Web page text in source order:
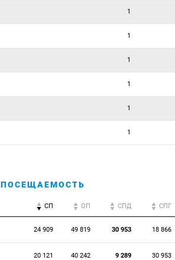
1
1
1
1
1
1
ПОСЕЩАЕМОСТЬ
СП ОП CПД CПГ
24 909 49 819 30 953 18 866
20 121 40 242 9 289 30 953